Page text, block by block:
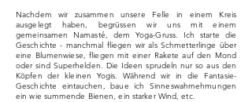
Nachdem wir zusammen unsere Felle in einem Kreis
ausgelegt haben, begrüssen wir uns mit einem
gemeinsamen Namasté, dem Yoga-Gruss. Ich starte die
Geschichte - manchmal fliegen wir als Schmetterlinge über
eine Blumenwiese, fliegen mit einer Rakete auf den Mond
oder sind Superhelden. Die Ideen sprudeln nur so aus den
Köpfen der kleinen Yogis. Während wir in die Fantasie-
Geschichte eintauchen, baue ich Sinneswahrnehmungen
ein wie summende Bienen, ein starker Wind, etc.